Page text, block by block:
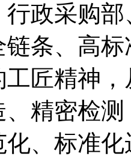
行政采购
条、高
匠精神
精密检
、标准